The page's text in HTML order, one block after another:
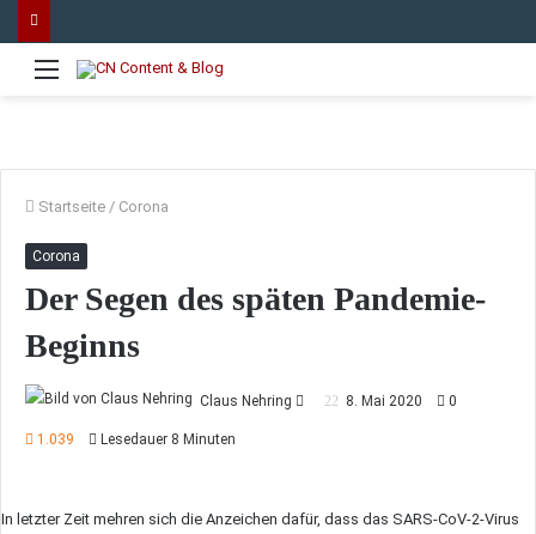
Menü
Startseite / Corona
Corona
Der Segen des späten Pandemie-
Beginns
Claus Nehring
Sende
Mail
8. Mai 2020 0
1.039 Lesedauer 8 Minuten
In letzter Zeit mehren sich die Anzeichen dafür, dass das SARS-CoV-2-Virus